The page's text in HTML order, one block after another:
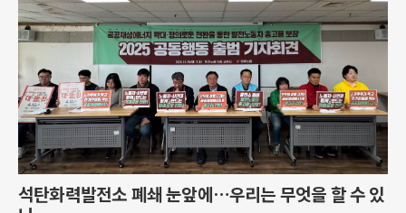
석탄화력발전소 폐쇄 눈앞에…우리는 무엇을 할 수 있